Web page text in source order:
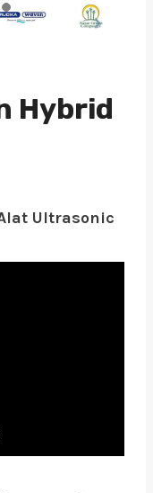
Hybrid
Ultrasonic